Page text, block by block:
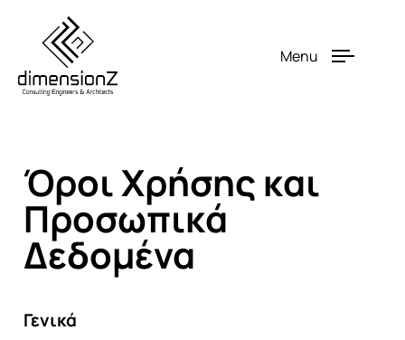
Menu
Όροι Χρήσης και
Προσωπικά
Δεδομένα
Γενικά